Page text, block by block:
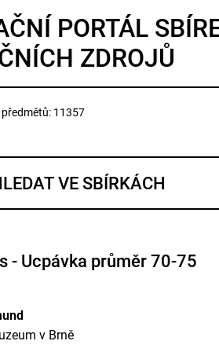
PORTÁL
ZDROJŮ
11357
- Ucpávka průměr 70-75
v Brně